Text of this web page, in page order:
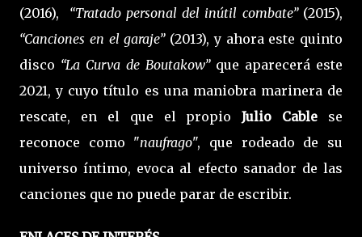
(2016), “Tratado personal del inútil combate”(2015),
“Canciones en el garaje”(2013), y ahora este quinto
disco “La Curva de Boutakow”que aparecerá este
2021, y cuyo título es una maniobra marinera de
rescate, en el que el propioJulio Cable se
reconoce como "naufrago", que rodeado de su
universo íntimo, evoca al efecto sanador de las
canciones que no puede parar de escribir.